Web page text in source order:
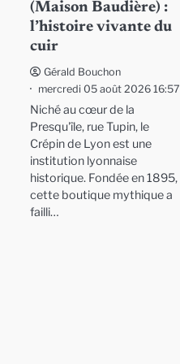
(Maison Baudière) :
l’histoire vivante du
cuir
Gérald Bouchon
mercredi 05 août 2026 16:57
Niché au cœur de la
Presqu'île, rue Tupin, le
Crépin de Lyon est une
institution lyonnaise
historique. Fondée en 1895,
cette boutique mythique a
failli…